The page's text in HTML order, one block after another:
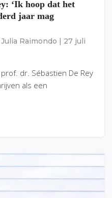
‘Ik hoop dat het
jaar mag
Julia Raimondo
27 juli
dr. Sébastien De Rey
als een